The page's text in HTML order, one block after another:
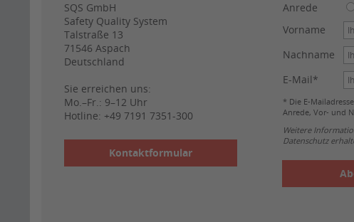
SQS GmbH
Safety Quality System
Talstraße 13
71546 Aspach
Deutschland
Sie erreichen uns:
Mo.–Fr.: 9–12 Uhr
Hotline: +49 7191 7351-300
Kontaktformular
Anrede
Vorname
Nachname
E-Mail*
* Die E-
Anrede, Vor- und
Weitere
Datenschutz